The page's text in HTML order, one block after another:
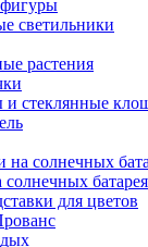
светильники
растения
стеклянные
на солнечных
для цветов